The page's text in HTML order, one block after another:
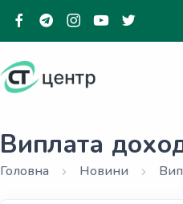
Виплата
Головна Новини